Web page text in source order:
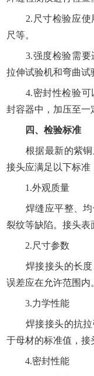
2.尺寸检验应使
尺等。
3.强度检验需要
拉伸试验机和弯曲试
4.密封性检验可
封容器中，加压至一
四、检验标准
根据最新的紫铜
接头应满足以下标准
1.外观质量
焊缝应平整、均
裂纹等缺陷。接头表
2.尺寸参数
焊接接头的长度
误差应在允许范围内
3.力学性能
焊接接头的抗拉
于母材的标准值，接
4.密封性能